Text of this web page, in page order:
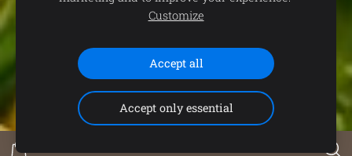
dāvanu un suvenīru veikals TEV:
Aleksandra Čaka ielā 22,
15.00 | Svētdienās un svētku dienās - SLĒGTS 📞Saziņai:
29102646 (+WhatsApp)
Customize
Accept all
Accept only essential